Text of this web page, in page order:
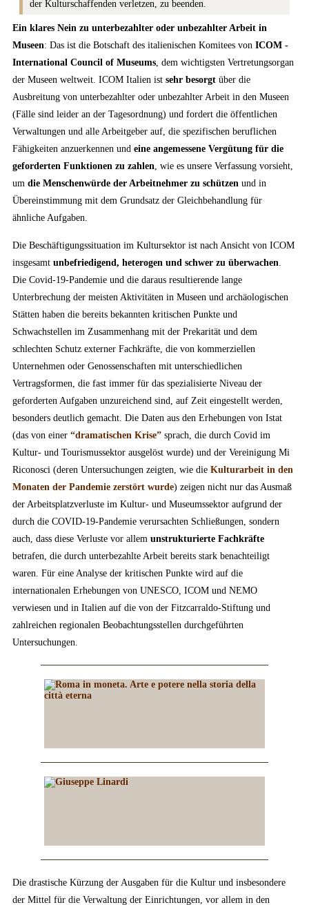
der Kulturschaffenden verletzen, zu beenden.
Ein klares Nein zu unterbezahlter oder unbezahlter Arbeit in
Museen: Das ist die Botschaft des italienischen Komitees von ICOM -
International Council of Museums, dem wichtigsten Vertretungsorgan
der Museen weltweit. ICOM Italien ist sehr besorgtüber die
Ausbreitung von unterbezahlter oder unbezahlter Arbeit in den Museen
(Fälle sind leider an der Tagesordnung) und fordert die öffentlichen
Verwaltungen und alle Arbeitgeber auf, die spezifischen beruflichen
Fähigkeiten anzuerkennen und eine angemessene Vergütung für die
geforderten Funktionen zu zahlen, wie es unsere Verfassung vorsieht,
um die Menschenwürde der Arbeitnehmer zu schützenund in
Übereinstimmung mit dem Grundsatz der Gleichbehandlung für
ähnliche Aufgaben.
Die Beschäftigungssituation im Kultursektor ist nach Ansicht von ICOM
insgesamt unbefriedigend, heterogen und schwer zu überwachen.
Die Covid-19-Pandemie und die daraus resultierende lange
Unterbrechung der meisten Aktivitäten in Museen und archäologischen
Stätten haben die bereits bekannten kritischen Punkte und
Schwachstellen im Zusammenhang mit der Prekarität und dem
schlechten Schutz externer Fachkräfte, die von kommerziellen
Unternehmen oder Genossenschaften mit unterschiedlichen
Vertragsformen, die fast immer für das spezialisierte Niveau der
geforderten Aufgaben unzureichend sind, auf Zeit eingestellt werden,
besonders deutlich gemacht. Die Daten aus den Erhebungen von Istat
(das von einer “dramatischen Krise”sprach, die durch Covid im
Kultur- und Tourismussektor ausgelöst wurde) und der Vereinigung Mi
Riconosci (deren Untersuchungen zeigten, wie die Kulturarbeit in den
Monaten der Pandemie zerstört wurde) zeigen nicht nur das Ausmaß
der Arbeitsplatzverluste im Kultur- und Museumssektor aufgrund der
durch die COVID-19-Pandemie verursachten Schließungen, sondern
auch, dass diese Verluste vor allem unstrukturierte Fachkräfte
betrafen, die durch unterbezahlte Arbeit bereits stark benachteiligt
waren. Für eine Analyse der kritischen Punkte wird auf die
internationalen Erhebungen von UNESCO, ICOM und NEMO
verwiesen und in Italien auf die von der Fitzcarraldo-Stiftung und
zahlreichen regionalen Beobachtungsstellen durchgeführten
Untersuchungen.
Die drastische Kürzung der Ausgaben für die Kultur und insbesondere
der Mittel für die Verwaltung der Einrichtungen, vor allem in den